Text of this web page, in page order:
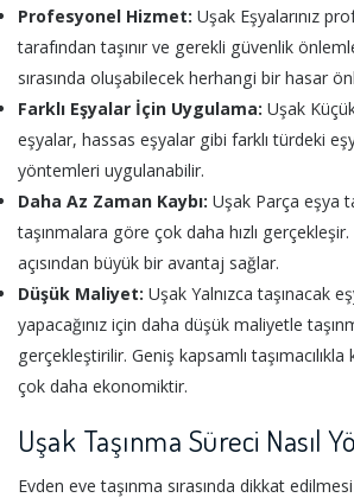
Profesyonel Hizmet: Uşak Eşyalarınız
tarafından taşınır ve gerekli güvenlik
sırasında oluşabilecek herhangi bir hasar
Farklı Eşyalar İçin Uygulama: Uşak
eşyalar, hassas eşyalar gibi farklı türdeki
yöntemleri uygulanabilir.
Daha Az Zaman Kaybı: Uşak Parça eşya
taşınmalara göre çok daha hızlı
açısından büyük bir avantaj sağlar.
Düşük Maliyet: Uşak Yalnızca taşınacak
yapacağınız için daha düşük maliyetle
gerçekleştirilir. Geniş kapsamlı taşımacılıkla
çok daha ekonomiktir.
Uşak Taşınma Süreci Nasıl
Evden eve taşınma sırasında dikkat